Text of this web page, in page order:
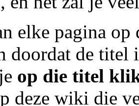
elke pagina
doordat de titel
op die titel
deze wiki die